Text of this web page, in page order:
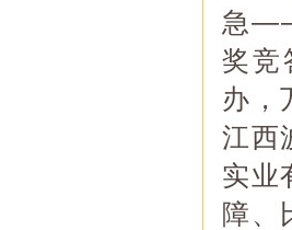
急
奖竞
办，
江西
实业
障、